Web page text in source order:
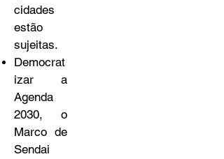
cidades
estão
sujeitas.​
Democrat
izar a
Agenda
2030, o
Marco de
Sendai